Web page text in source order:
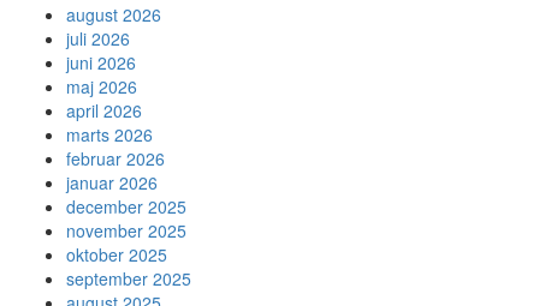
august 2026
juli 2026
juni 2026
maj 2026
april 2026
marts 2026
februar 2026
januar 2026
december 2025
november 2025
oktober 2025
september 2025